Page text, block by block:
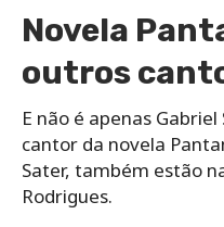
Novela
outros
E não é apenas
cantor da novela
Sater, também estão
Rodrigues.